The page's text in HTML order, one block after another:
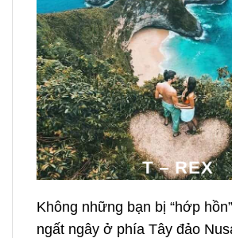
T – REX
Không những bạn bị “hớp
ngất ngây ở phía Tây đảo